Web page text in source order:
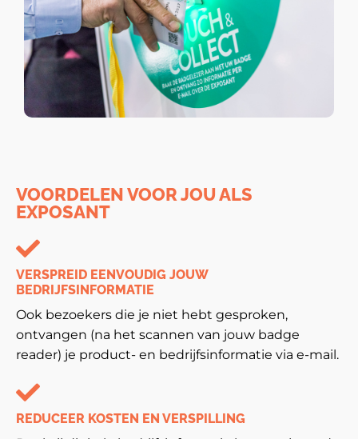
VOORDELEN VOOR JOU ALS
EXPOSANT
VERSPREID EENVOUDIG JOUW
BEDRIJFSINFORMATIE
Ook bezoekers die je niet hebt gesproken,
ontvangen (na het scannen van jouw badge
reader) je product- en bedrijfsinformatie via e-mail.
REDUCEER KOSTEN EN VERSPILLING